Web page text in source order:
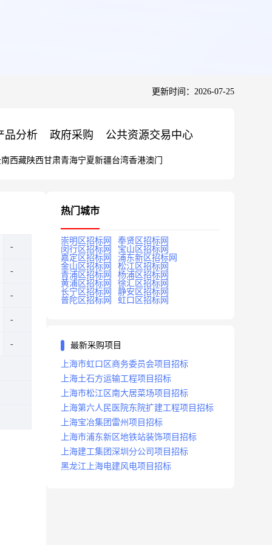
更新时间：2026-07-25
品分析 政府采购 公共资源交易中心
西藏陕西甘肃青海宁夏新疆台湾香港澳门
热门城市
崇明区招标网
奉贤区招标网
闵行区招标网
宝山区招标网
嘉定区招标网
浦东新区招标网
金山区招标网
松江区招标网
青浦区招标网
杨浦区招标网
黄浦区招标网
徐汇区招标网
长宁区招标网
静安区招标网
普陀区招标网
虹口区招标网
最新采购项目
上海市虹口区商务委员会项目招标
上海土石方运输工程项目招标
上海市松江区南大居菜场项目招标
上海第六人民医院东院扩建工程项目招标
上海宝冶集团雷州项目招标
上海市浦东新区地铁站装饰项目招标
上海建工集团深圳分公司项目招标
黑龙江上海电建风电项目招标